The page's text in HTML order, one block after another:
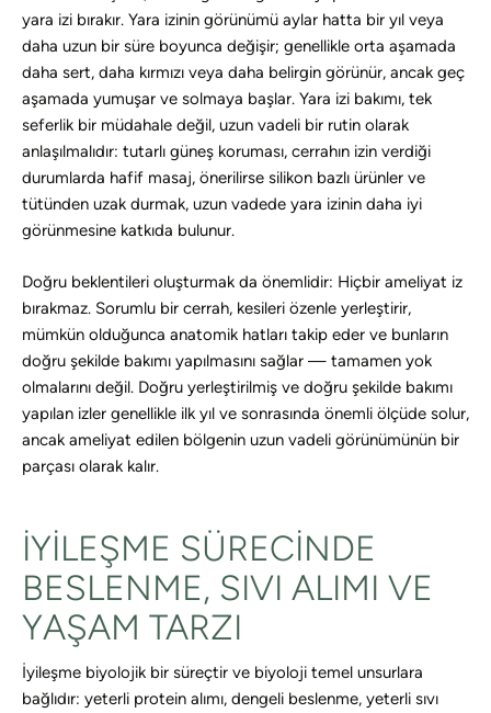
yara izi bırakır. Yara izinin görünümü aylar hatta bir yıl veya
daha uzun bir süre boyunca değişir; genellikle orta aşamada
daha sert, daha kırmızı veya daha belirgin görünür, ancak geç
aşamada yumuşar ve solmaya başlar. Yara izi bakımı, tek
seferlik bir müdahale değil, uzun vadeli bir rutin olarak
anlaşılmalıdır: tutarlı güneş koruması, cerrahın izin verdiği
durumlarda hafif masaj, önerilirse silikon bazlı ürünler ve
tütünden uzak durmak, uzun vadede yara izinin daha iyi
görünmesine katkıda bulunur.
Doğru beklentileri oluşturmak da önemlidir: Hiçbir ameliyat iz
bırakmaz. Sorumlu bir cerrah, kesileri özenle yerleştirir,
mümkün olduğunca anatomik hatları takip eder ve bunların
doğru şekilde bakımı yapılmasını sağlar — tamamen yok
olmalarını değil. Doğru yerleştirilmiş ve doğru şekilde bakımı
yapılan izler genellikle ilk yıl ve sonrasında önemli ölçüde solur,
ancak ameliyat edilen bölgenin uzun vadeli görünümünün bir
parçası olarak kalır.
İYILEŞME SÜRECINDE
BESLENME, SIVI ALIMI VE
YAŞAM TARZI
İyileşme biyolojik bir süreçtir ve biyoloji temel unsurlara
bağlıdır: yeterli protein alımı, dengeli beslenme, yeterli sıvı